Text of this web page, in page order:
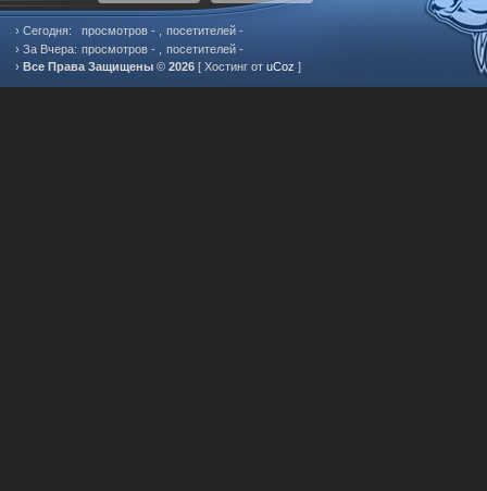
› Сегодня: просмотров -
посетителей -
› За Вчера: просмотров -
посетителей -
› Все Права Защищены © 2026 [ Хостинг от uCoz ]